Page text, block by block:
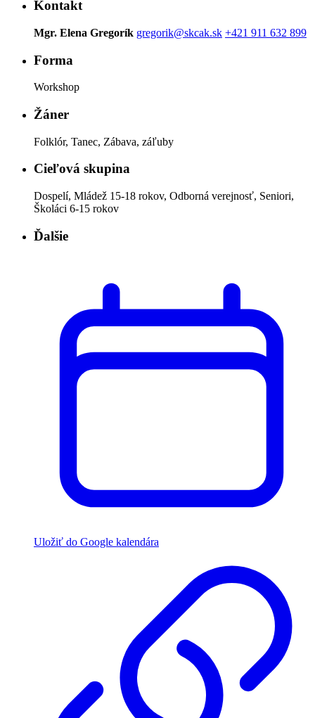
Kontakt
Mgr. Elena Gregorík gregorik@skcak.sk +421 911 632 899
Forma
Workshop
Žáner
Folklór, Tanec, Zábava, záľuby
Cieľová skupina
Dospelí, Mládež 15-18 rokov, Odborná verejnosť, Seniori,
Školáci 6-15 rokov
Ďalšie
Uložiť do Google kalendára